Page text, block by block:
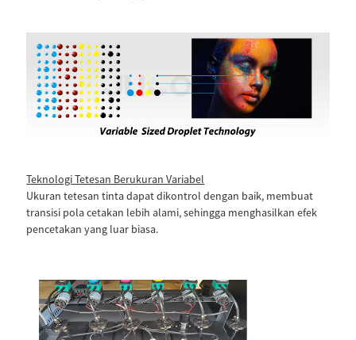
Teknologi Tetesan Berukuran Variabel
Ukuran tetesan tinta dapat dikontrol dengan baik, membuat
transisi pola cetakan lebih alami, sehingga menghasilkan efek
pencetakan yang luar biasa.